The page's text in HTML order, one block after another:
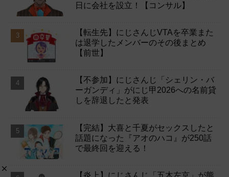
日に会社を設立！【コンサル】
【転生先】にじさんじVTAを卒業また
は退学したメンバーのその後まとめ
【前世】
【不参加】にじさんじ「シェリン・バ
ーガンディ」がにじ甲2026への名前貸
しを辞退したと発表
【完結】大喜と千夏がセックスしたと
話題になった『アオのハコ』が250話
で最終回を迎える！